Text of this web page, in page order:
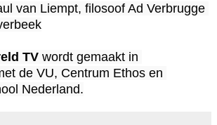
van Liempt, filosoof Ad Verbrugge
TV wordt gemaakt in
de VU, Centrum Ethos en
Nederland.